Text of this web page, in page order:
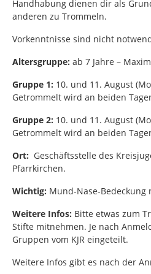
Handhabung dienen dir als
anderen zu Trommeln.
Vorkenntnisse sind nicht
Altersgruppe: ab 7 Jahre –
Gruppe 1: 10. und 11. August
Getrommelt wird an beiden
Gruppe 2: 10. und 11. August
Getrommelt wird an beiden
Ort: Geschäftsstelle des
Pfarrkirchen.
Wichtig: Mund-Nase-Bedeckung
Weitere Infos: Bitte etwas zum
Stifte mitnehmen. Je nach
Gruppen vom KJR eingeteilt.
Weitere Infos gibt es nach der